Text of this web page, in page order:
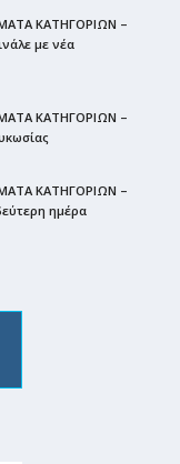
ΚΑΤΗΓΟΡΙΩΝ –
με νέα
ΚΑΤΗΓΟΡΙΩΝ –
ΚΑΤΗΓΟΡΙΩΝ –
ημέρα